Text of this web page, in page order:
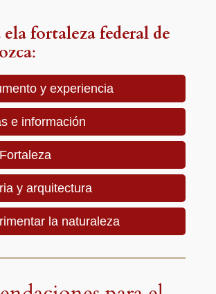
ela fortaleza federal de
:
y experiencia
e información
y arquitectura
la naturaleza